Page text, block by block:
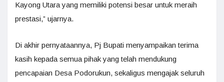
Kayong Utara yang memiliki potensi besar untuk meraih
prestasi,” ujarnya.
Di akhir pernyataannya, Pj Bupati menyampaikan terima
kasih kepada semua pihak yang telah mendukung
pencapaian Desa Podorukun, sekaligus mengajak seluruh